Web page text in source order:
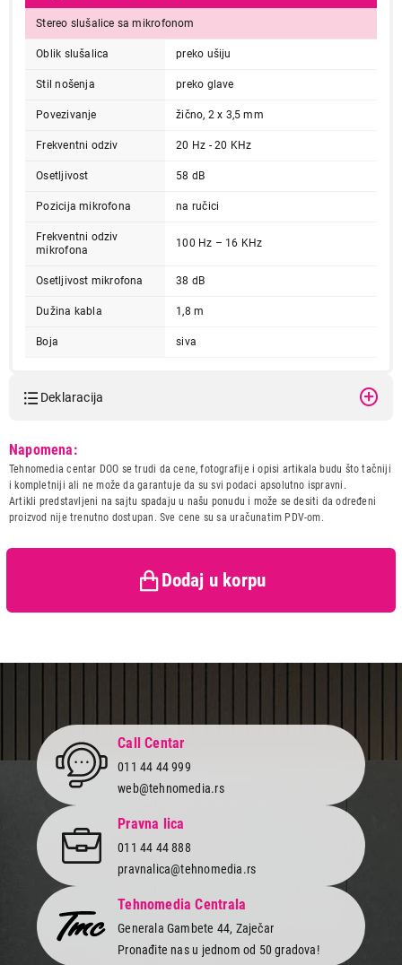
Stereo slušalice sa mikrofonom
Oblik slušalica preko ušiju
Stil nošenja preko glave
Povezivanje žično, 2 x 3,5 mm
Frekventni odziv 20 Hz - 20 KHz
Osetljivost 58 dB
Pozicija mikrofona na ručici
Frekventni odziv
mikrofona
100 Hz – 16 KHz
Osetljivost mikrofona 38 dB
Dužina kabla 1,8 m
Boja siva
Deklaracija
Naziv i vrsta robe:
SLUSALICA
Uvoznik:
ASBIS DOO / PC CENTAR
DOO
kupaca po osnovu zakona o
zaštiti potrošača
Napomena:
Tehnomedia centar DOO se trudi da cene, fotografije i opisi artikala budu što tačniji
i kompletniji ali ne može da garantuje da su svi podaci apsolutno ispravni.
Artikli predstavljeni na sajtu spadaju u našu ponudu i može se desiti da određeni
proizvod nije trenutno dostupan. Sve cene su sa uračunatim PDV-om.
Dodaj u korpu
2.999,00
SLUŠALICE
LOGITECH H110 STEREO HEADSET 981-
000271
Proizvod je dodat u korpu.
Ukupno u korpi:0,00
Završi kupovinu
Call Centar
011 44 44 999
web@tehnomedia.rs
Pravna lica
011 44 44 888
pravnalica@tehnomedia.rs
Tehnomedia Centrala
Generala Gambete 44, Zaječar
Pronađite nas u jednom od 50 gradova!